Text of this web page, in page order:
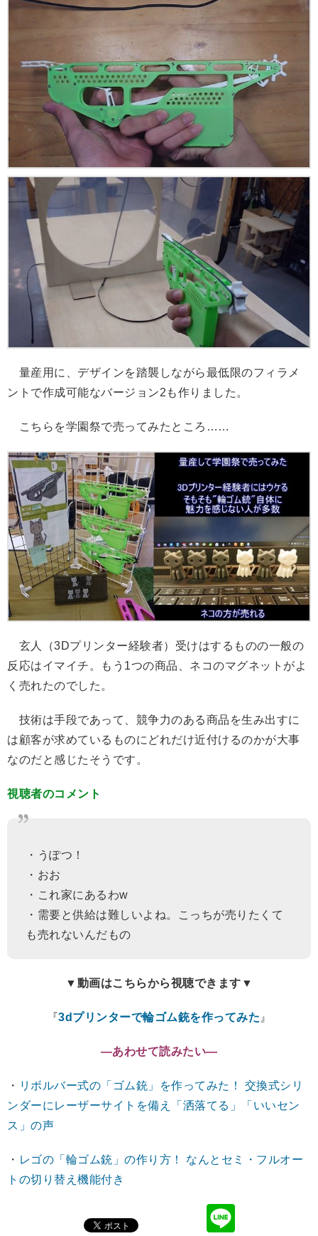
量産用に、デザインを踏襲しながら最低限のフィラメ
ントで作成可能なバージョン2も作りました。
こちらを学園祭で売ってみたところ……
玄人（3Dプリンター経験者）受けはするものの一般の
反応はイマイチ。もう1つの商品、ネコのマグネットがよ
く売れたのでした。
技術は手段であって、競争力のある商品を生み出すに
は顧客が求めているものにどれだけ近付けるのかが大事
なのだと感じたそうです。
視聴者のコメント
・うぽつ！
・おお
・これ家にあるわw
・需要と供給は難しいよね。こっちが売りたくて
も売れないんだもの
▼動画はこちらから視聴できます▼
『3dプリンターで輪ゴム銃を作ってみた 』
―あわせて読みたい―
・ リボルバー式の「ゴム銃」を作ってみた！ 交換式シリ
ンダーにレーザーサイトを備え「洒落てる」「いいセン
ス」の声
・ レゴの「輪ゴム銃」の作り方！ なんとセミ・フルオー
トの切り替え機能付き